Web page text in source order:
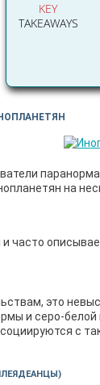
KEY
TAKEAWAYS
на
часто
это
и серо-белой
с